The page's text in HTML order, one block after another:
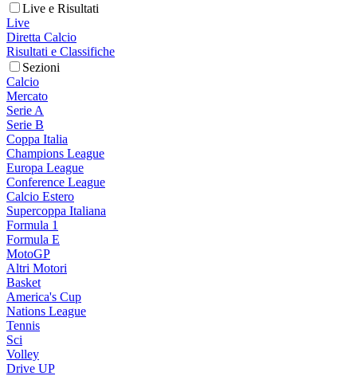
Live e Risultati
Live
Diretta Calcio
Risultati e Classifiche
Sezioni
Calcio
Mercato
Serie A
Serie B
Coppa Italia
Champions League
Europa League
Conference League
Calcio Estero
Supercoppa Italiana
Formula 1
Formula E
MotoGP
Altri Motori
Basket
America's Cup
Nations League
Tennis
Sci
Volley
Drive UP